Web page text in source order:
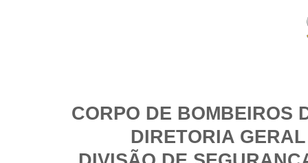
CORPO DE BOMBEIROS
DIRETORIA